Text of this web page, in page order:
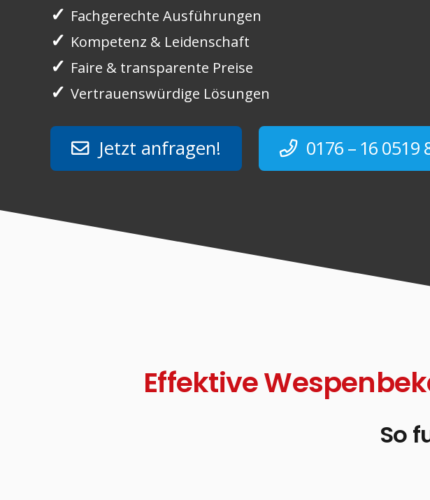
✓ Fachgerechte Ausführungen
✓ Kompetenz & Leidenschaft
✓ Faire & transparente Preise
✓ Vertrauenswürdige Lösungen
Jetzt anfragen! 0176 – 16 0519
Effektive
So